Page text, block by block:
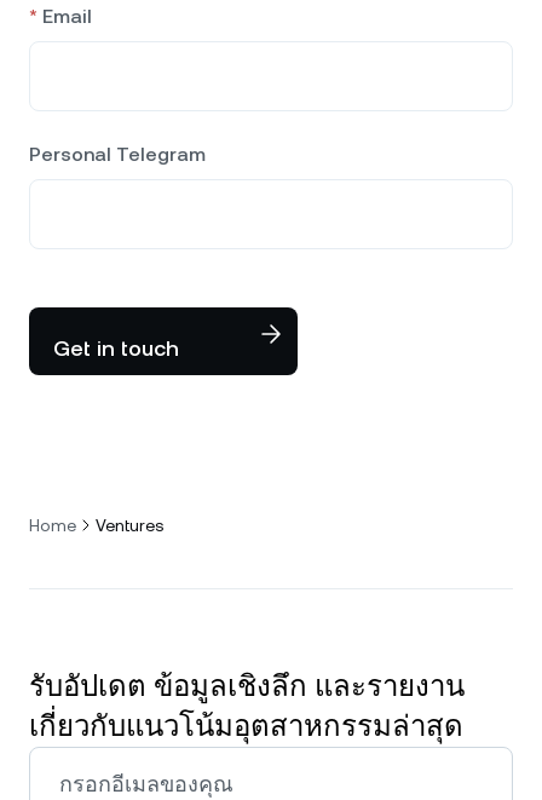
* Email
Personal Telegram
Get in touch
Home Ventures
รับอัปเดต ข้อมูลเชิงลึก และรายงาน
เกี่ยวกับแนวโน้มอุตสาหกรรมล่าสุด